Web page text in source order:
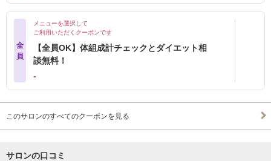
全
員
メニューを選択して
ご利用いただくクーポンです
【全員OK】体組成計チェックとダイエット相
談無料！
‐
このサロンのすべてのクーポンを見る
サロンの口コミ